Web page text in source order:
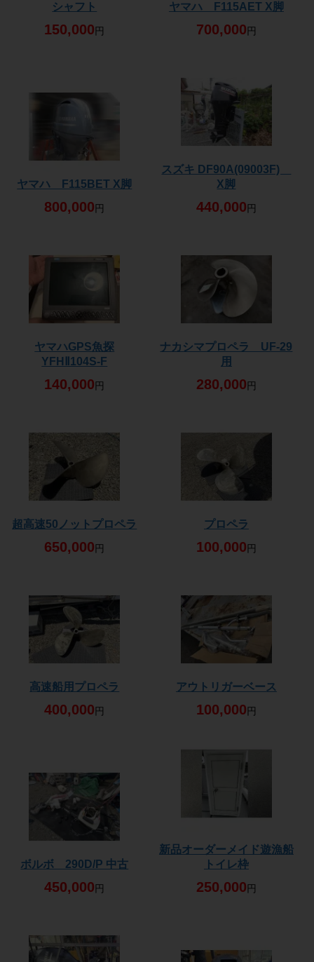
シャフト
150,000 円
ヤマハ F115AET X脚
700,000 円
ヤマハ F115BET X脚
800,000 円
スズキ DF90A(09003F)
X脚
440,000 円
ヤマハGPS魚探
YFHⅡ104S-F
140,000 円
ナカシマプロペラ UF-29
用
280,000 円
超高速50ノットプロペラ
650,000 円
プロペラ
100,000 円
高速船用プロペラ
400,000 円
アウトリガーベース
100,000 円
ボルボ 290D/P 中古
450,000 円
新品オーダーメイド遊漁船
トイレ枠
250,000 円